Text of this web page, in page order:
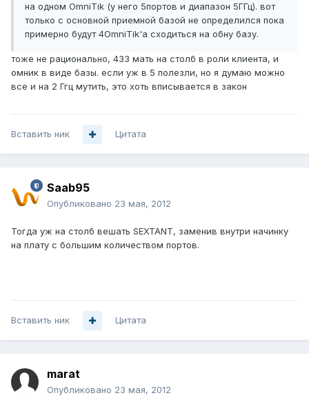
на одном OmniTik (у него 5портов и диапазон 5ГГц). вот
только с основной приемной базой не определился пока
примерно будут 4OmniTik'а сходиться на обну базу.
тоже не рационально, 433 мать на столб в роли клиента, и
омник в виде базы. если уж в 5 полезли, но я думаю можно
все и на 2 Ггц мутить, это хоть вписывается в закон
Вставить ник Цитата
Saab95
Опубликовано 23 мая, 2012
Тогда уж на столб вешать SEXTANT, заменив внутри начинку
на плату с большим количеством портов.
Вставить ник Цитата
marat
Опубликовано 23 мая, 2012